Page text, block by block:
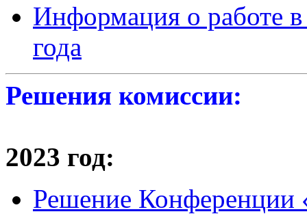
Информация о работе
года
Решения комиссии:
2023 год:
Решение